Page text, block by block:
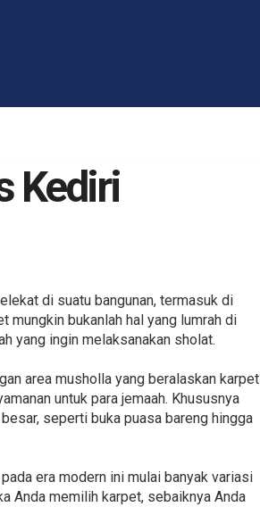
Kediri
di suatu bangunan, termasuk di
mungkin bukanlah hal yang lumrah di
yang ingin melaksanakan sholat.
area musholla yang beralaskan karpet
untuk para jemaah. Khususnya
seperti buka puasa bareng hingga
era modern ini mulai banyak variasi
Anda memilih karpet, sebaiknya Anda